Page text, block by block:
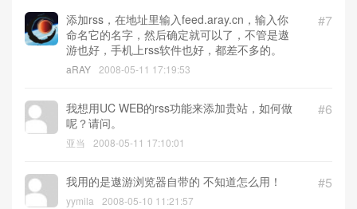
#7
添加rss，在地址里输入feed.aray.cn，输入你
命名它的名字，然后确定就可以了，不管是遨
游也好，手机上rss软件也好，都差不多的。
aRAY 2008-05-11 17:19:53
#6
我想用UC WEB的rss功能来添加贵站，如何做
呢？请问。
亚当 2008-05-11 17:10:01
#5
我用的是遨游浏览器自带的 不知道怎么用！
yymila 2008-05-10 11:21:57